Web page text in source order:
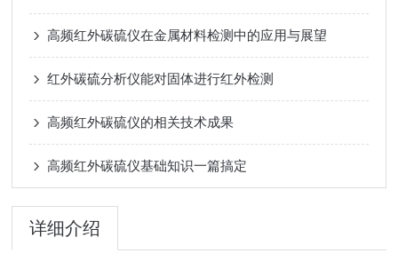
高频红外碳硫仪在金属材料检测中的应用与展望
红外碳硫分析仪能对固体进行红外检测
高频红外碳硫仪的相关技术成果
高频红外碳硫仪基础知识一篇搞定
详细介绍